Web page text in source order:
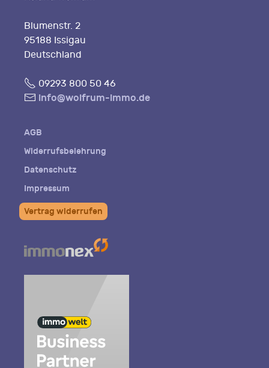
Blumenstr. 2
95188 Issigau
Deutschland
Fon09293 800 50 46
E- info@wolfrum-immo.de
AGB
Widerrufsbelehrung
Datenschutz
Impressum
Vertrag widerrufen